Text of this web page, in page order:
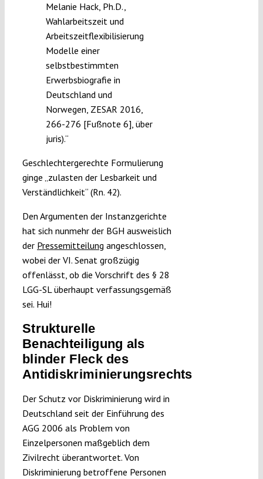
Melanie Hack, Ph.D.,
Wahlarbeitszeit und
Arbeitszeitflexibilisierung
Modelle einer
selbstbestimmten
Erwerbsbiografie in
Deutschland und
Norwegen, ZESAR 2016,
266-276 [Fußnote 6], über
juris).“
Geschlechtergerechte Formulierung
ginge „zulasten der Lesbarkeit und
Verständlichkeit“ (Rn. 42).
Den Argumenten der Instanzgerichte
hat sich nunmehr der BGH ausweislich
der Pressemitteilung angeschlossen,
wobei der VI. Senat großzügig
offenlässt, ob die Vorschrift des § 28
LGG-SL überhaupt verfassungsgemäß
sei. Hui!
Strukturelle
Benachteiligung als
blinder Fleck des
Antidiskriminierungsrechts
Der Schutz vor Diskriminierung wird in
Deutschland seit der Einführung des
AGG 2006 als Problem von
Einzelpersonen maßgeblich dem
Zivilrecht überantwortet. Von
Diskriminierung betroffene Personen